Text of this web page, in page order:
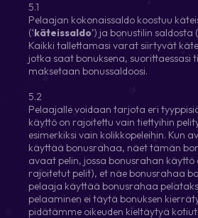
5.1
Pelaajan kokonaissaldo koostuu
(‘käteissaldo’) ja bonustilin saldosta
Kaikki tallettamasi varat siirtyvät
jotka saat bonuksena, suorittaessasi
maksetaan bonussaldoosi.
5.2
Pelaajalle voidaan tarjota eri
käyttö on rajoitettu vain tiettyihin
esimerkiksi vain kolikkopeleihin. Kun
käyttää bonusrahaa, näet tämän
avaat pelin, jossa bonusrahan käyttö
rajoitetut pelit), et näe bonusrahaa
pelaaja käyttää bonusrahaa
pelaaminen ei täytä bonuksen
pidätämme oikeuden kieltäytyä